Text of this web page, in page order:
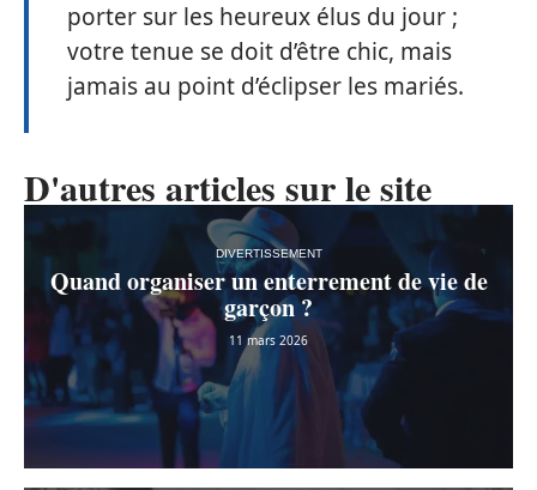
porter sur les heureux élus du jour ;
votre tenue se doit d’être chic, mais
jamais au point d’éclipser les mariés.
D'autres articles sur le site
DIVERTISSEMENT
Quand organiser un enterrement de vie de
garçon ?
11 mars 2026